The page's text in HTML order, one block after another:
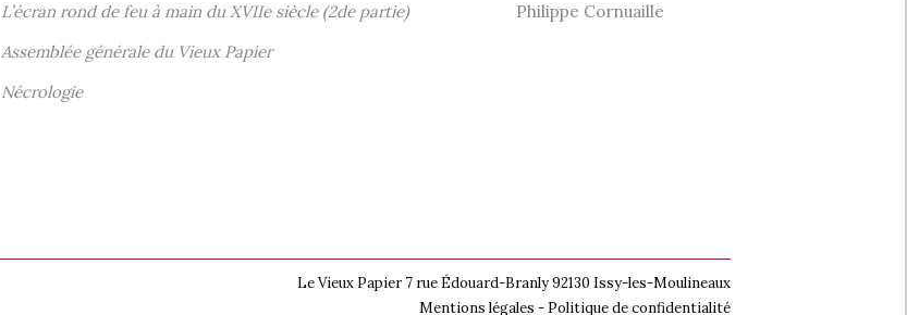
L’écran rond de feu à main du XVIIe siècle (2de partie)
Philippe Cornuaille
Assemblée générale du Vieux Papier
Nécrologie
Le Vieux Papier 7 rue Édouard-Branly 92130 Issy-les-Moulineaux
Mentions légales - Politique de confidentialité